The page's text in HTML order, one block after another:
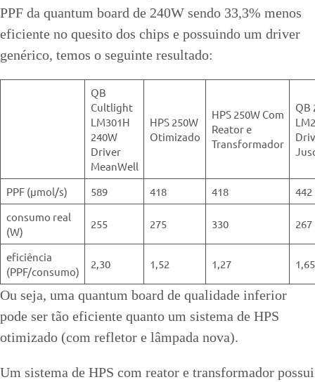
PPF da quantum board de 240W sendo 33,3% menos
eficiente no quesito dos chips e possuindo um driver
genérico, temos o seguinte resultado:
QB
Cultlight
LM301H
240W
Driver
MeanWell
HPS 250W
Otimizado
HPS 250W Com
Reator e
Transformador
QB
PPF (μmol/s) 589 418 418
442
consumo real
(W)
255 275 330 267
eficiência
(PPF/consumo)
2,30 1,52 1,27 1,65
Ou seja, uma quantum board de qualidade inferior
pode ser tão eficiente quanto um sistema de HPS
otimizado (com refletor e lâmpada nova).
Um sistema de HPS com reator e transformador possui